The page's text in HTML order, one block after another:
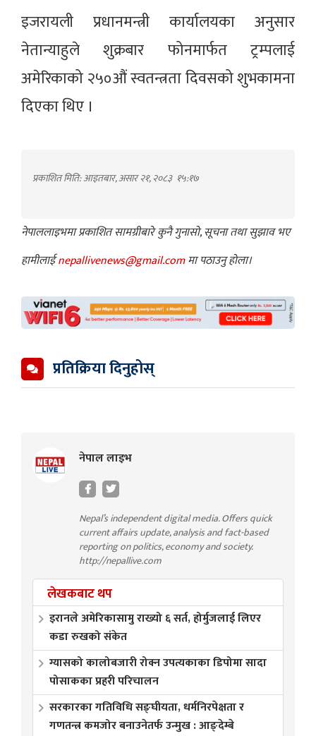
इजरायली प्रधानमन्त्री कार्यालयका अनुसार
नेतान्याहुले शुक्रबार फोनमार्फत ट्रम्पलाई
अमेरिकाको २५०औं स्वतन्त्रता दिवसको शुभकामना
दिएका थिए ।
प्रकाशित मिति: आइतबार, असार २१, २०८३ १५:१७
नेपाललाइभमा प्रकाशित सामग्रीबारे कुनै गुनासो, सूचना तथा सुझाव भए
हामीलाईnepallivenews@gmail.comमा पठाउनु होला।
प्रतिक्रिया दिनुहोस्
नेपाल लाइभ
Nepal’s independent digital media. Offers quick
current affairs update, analysis and fact-based
reporting on politics, economy and society.
http://nepallive.com
लेखकबाट थप
इरानले अमेरिकासामु राख्यो ६ सर्त, होर्मुजलाई लिएर
कडा रुखको संकेत
ग्यासको कालोबजारी रोक्न उपत्यकाका डिपोमा सादा
पोसाकका प्रहरी परिचालन
सरकारका गतिविधि सङ्घीयता, धर्मनिरपेक्षता र
गणतन्त्र कमजोर बनाउनेतर्फ उन्मुख : आङ्देम्बे